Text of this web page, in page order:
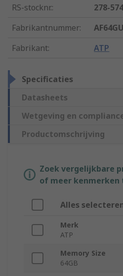
RS-stocknr.:
278-
Fabrikantnummer:
Fabrikant: ATP
Specificaties
Datasheets
Wetgeving en
Productomschrijving
Zoek vergelijkbare
of meer kenmerken
Alles
Merk
ATP
Memory Size
64GB